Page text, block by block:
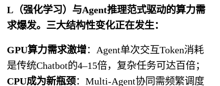
L（强化学习）与Agent推理范式驱动的算力需
求爆发。三大结构性变化正在发生：
GPU算力需求激增：Agent单次交互Token消耗
是传统Chatbot的4–15倍，复杂任务可达百倍；
CPU成为新瓶颈：Multi-Agent协同需频繁调度